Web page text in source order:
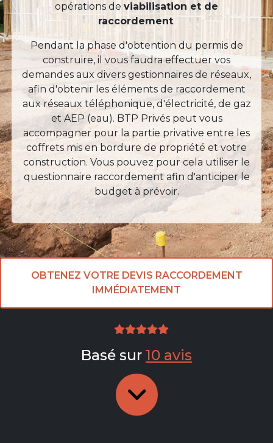
opérations de viabilisation et de
raccordement.
Pendant la phase d'obtention du permis de
construire, il vous faudra effectuer vos
demandes aux divers gestionnaires de réseaux,
afin d'obtenir les éléments de raccordement
aux réseaux téléphonique, d'électricité, de gaz
et AEP (eau). BTP Privés peut vous
accompagner pour la partie privative entre les
coffrets mis en bordure de propriété et votre
construction. Vous pouvez pour cela utiliser le
questionnaire raccordement afin d'anticiper le
budget à prévoir.
OBTENEZ VOTRE DEVIS RACCORDEMENT
IMMÉDIATEMENT
Basé sur 10 avis